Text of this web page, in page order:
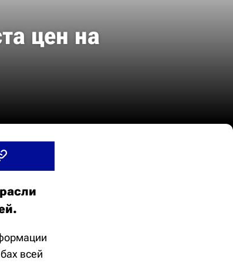
цен на
всей